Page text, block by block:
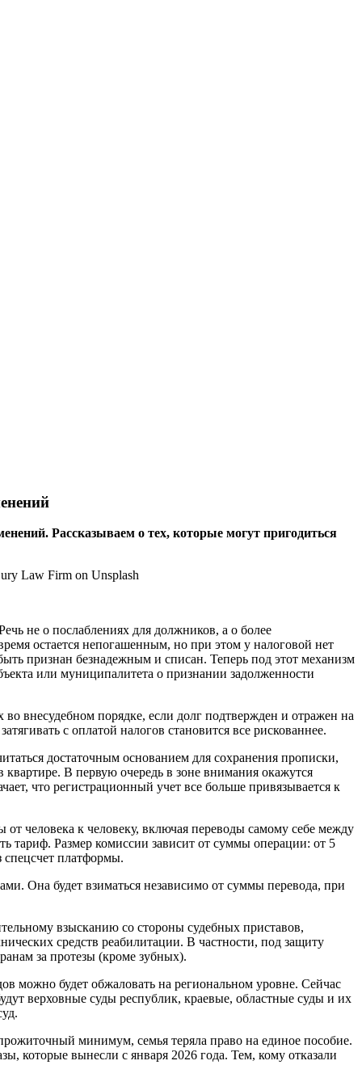
Рассказываем о тех, которые могут пригодиться
не о послаблениях для должников, а о более
остается непогашенным, но при этом у налоговой нет
признан безнадежным и списан. Теперь под этот механизм
или муниципалитета о признании задолженности
внесудебном порядке, если долг подтвержден и отражен на
с оплатой налогов становится все рискованнее.
достаточным основанием для сохранения прописки,
квартире. В первую очередь в зоне внимания окажутся
что регистрационный учет все больше привязывается к
человека к человеку, включая переводы самому себе между
тариф. Размер комиссии зависит от суммы операции: от 5
спецсчет платформы.
Она будет взиматься независимо от суммы перевода, при
взысканию со стороны судебных приставов,
средств реабилитации. В частности, под защиту
за протезы (кроме зубных).
можно будет обжаловать на региональном уровне. Сейчас
верховные суды республик, краевые, областные суды и их
минимум, семья теряла право на единое пособие.
которые вынесли с января 2026 года. Тем, кому отказали